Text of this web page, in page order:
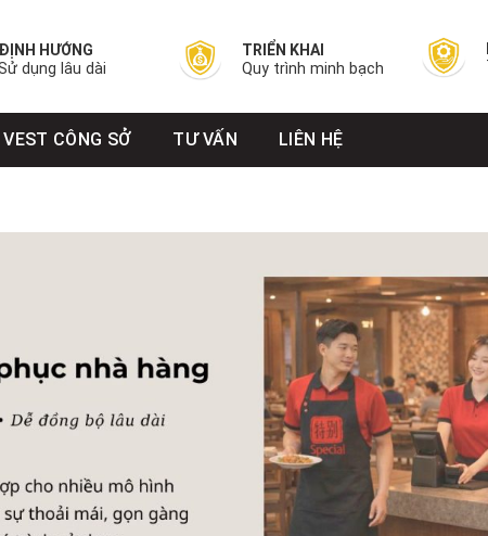
ĐỊNH HƯỚNG
dụng lâu dài
TRIỂN KHAI
Quy trình minh bạch
VEST CÔNG SỞ TƯ VẤN LIÊN HỆ